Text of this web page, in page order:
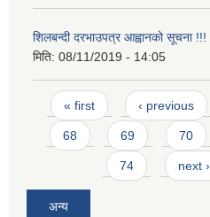
शिलबन्दी दरभाउपत्र आह्वानको सूचना !!!
मिति: 08/11/2019 - 14:05
Pages
« first ‹ previous
68 69 70
74 next ›
अन्य